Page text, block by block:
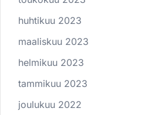
huhtikuu 2023
maaliskuu 2023
helmikuu 2023
tammikuu 2023
joulukuu 2022